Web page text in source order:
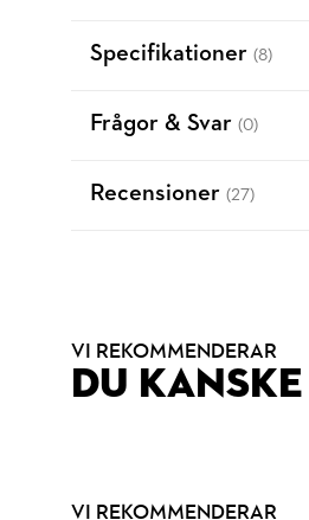
Specifikationer (8)
Frågor & Svar (0)
Recensioner (27)
VI REKOMMENDERAR
DU
VI REKOMMENDERAR